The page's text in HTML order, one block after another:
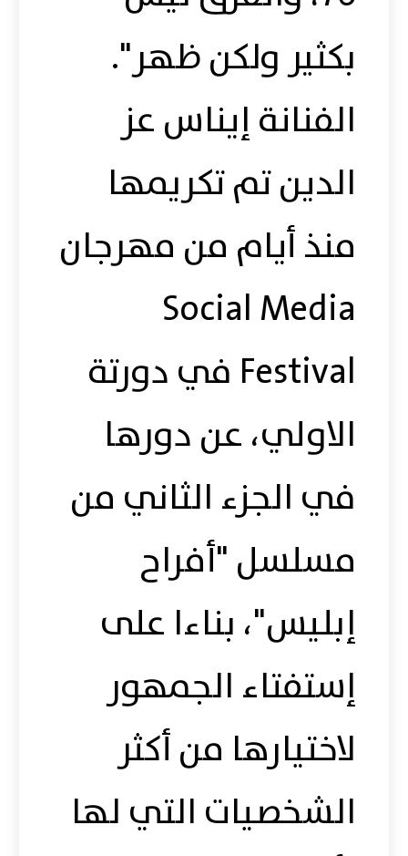
بكثير ولكن ظهر".
الفنانة إيناس عز
الدين تم تكريمها
منذ أيام من مهرجان
Social Media
Festival في دورتة
الاولي، عن دورها
في الجزء الثاني من
مسلسل "أفراح
إبليس"، بناءا على
إستفتاء الجمهور
لاختيارها من أكثر
الشخصيات التي لها